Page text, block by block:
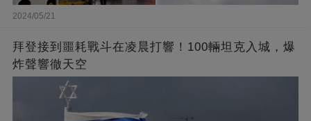
2024/05/21
拜登接到噩耗戰斗在凌晨打響！100輛坦克入城，爆
炸聲響徹天空